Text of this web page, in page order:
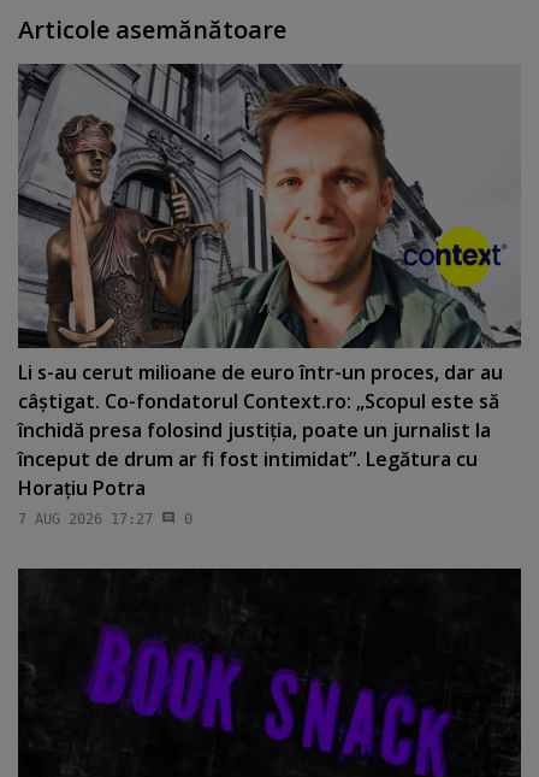
Articole asemănătoare
Li s-au cerut milioane de euro într-un proces, dar au
câştigat. Co-fondatorul Context.ro: „Scopul este să
închidă presa folosind justiţia, poate un jurnalist la
început de drum ar fi fost intimidat”. Legătura cu
Horaţiu Potra
7 AUG 2026 17:27 0